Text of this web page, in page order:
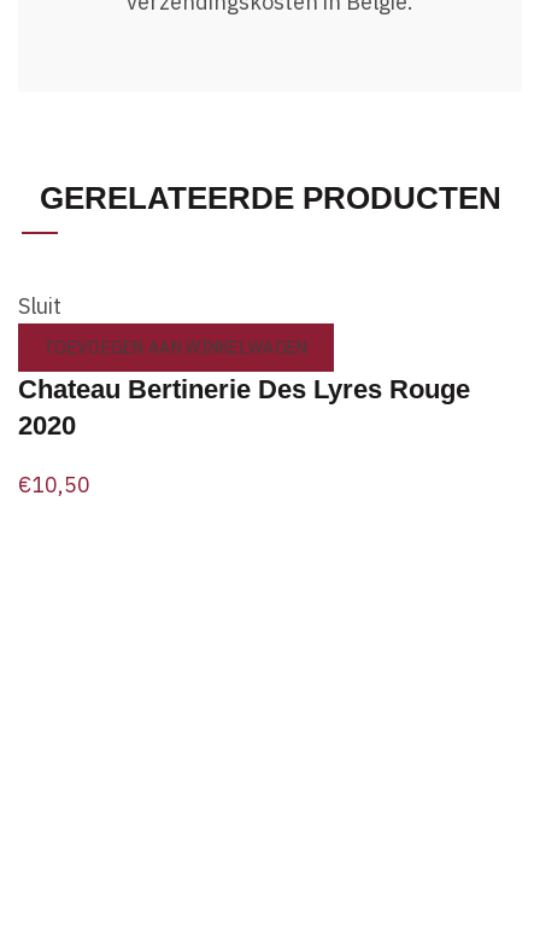
GERELATEERDE PRODUCTEN
Sluit
TOEVOEGEN AAN WINKELWAGEN
Chateau Bertinerie Des Lyres Rouge
2020
€10,50